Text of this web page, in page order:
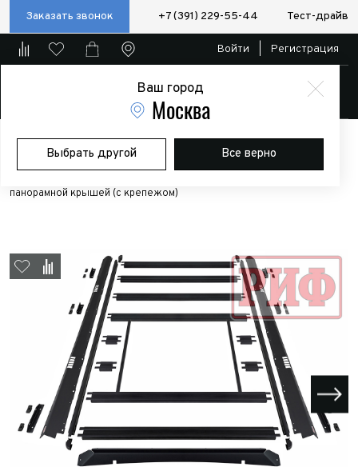
Заказать звонок +7 (391) 229-55-44 Тест-драйв
Ваш город
Москва
Выбрать другой Все верно
Войти Регистрация
Главная Магазин
Дополнительное оборудование
Экспедиционные багажники и боксы
Багажник экспедиционный
(платформа) алюминиевый РИФ 1150x2080 мм для TANK 500 с
панорамной крышей (с крепежом)